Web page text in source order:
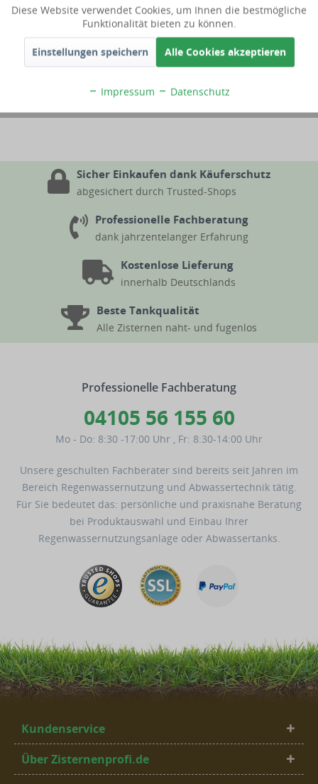
Bereits seit dem Jahre 2013 sind wir geprüftes und
zertifiziertes Trusted-Shops Mitglied. Hier finden Sie
einen Auszug aus den aktuellen Bewertungen zu
unserem Online-Shop.
Alle Bewertungen werden von Trusted Shops auf Ihre
Sicher Einkaufen dank Käuferschutz
abgesichert durch Trusted-Shops
Professionelle Fachberatung
dank jahrzentelanger Erfahrung
Kostenlose Lieferung
innerhalb Deutschlands
Beste Tankqualität
Alle Zisternen naht- und fugenlos
Professionelle Fachberatung
04105 56 155 60
Mo - Do: 8:30 -17:00 Uhr Fr: 8:30-14:00 Uhr
Unsere geschulten Fachberater sind bereits seit Jahren im
Bereich Regenwassernutzung und Abwassertechnik tätig.
Für Sie bedeutet das: persönliche und praxisnahe Beratung
bei Produktauswahl und Einbau Ihrer
Regenwassernutzungsanlage oder Abwassertanks.
Kundenservice
Über Zisternenprofi.de
Diese Website verwendet Cookies, um Ihnen die bestmögliche
Funktionalität bieten zu können.
Einstellungen speichern Alle Cookies akzeptieren
Impressum Datenschutz